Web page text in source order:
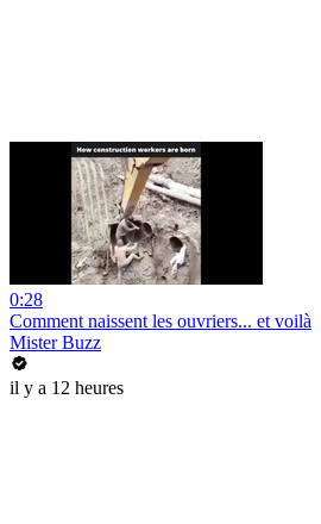
0:28
Comment naissent les ouvriers... et voilà
Mister Buzz
il y a 12 heures